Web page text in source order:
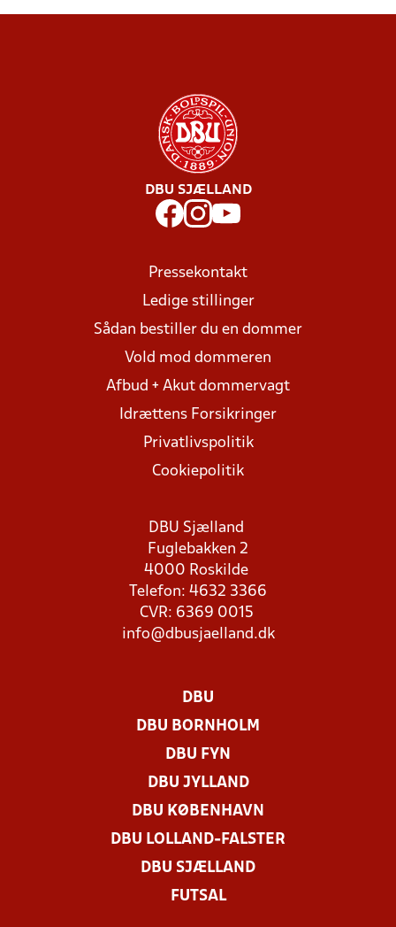
DBU SJÆLLAND
Pressekontakt
Ledige stillinger
Sådan bestiller du en dommer
Vold mod dommeren
Afbud + Akut dommervagt
Idrættens Forsikringer
Privatlivspolitik
Cookiepolitik
DBU Sjælland
Fuglebakken 2
4000 Roskilde
Telefon: 4632 3366
CVR: 6369 0015
info@dbusjaelland.dk
DBU
DBU BORNHOLM
DBU FYN
DBU JYLLAND
DBU KØBENHAVN
DBU LOLLAND-FALSTER
DBU SJÆLLAND
FUTSAL